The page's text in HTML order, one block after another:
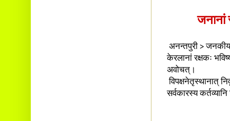
जनानां
अनन्तपुरी >
केरलानां रक्षकः
अवोचत्।
विपक्षनेतृस्थानात्
सर्वकारस्य